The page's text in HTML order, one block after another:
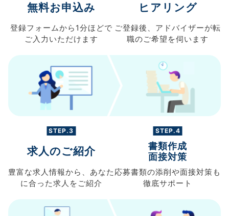
無料お申込み
登録フォームから 1分ほどで
ご入力 いただけます
ヒアリング
ご登録後、 アドバイザーが転
職のご希望を伺います
STEP.3
求人のご紹介
豊富な求人情報から、 あなた
に合った求人を ご紹介
STEP.4
書類作成
面接対策
応募書類の添削や面接対策も
徹底サポート